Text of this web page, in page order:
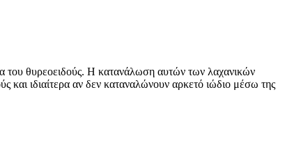
του θυρεοειδούς. Η κατανάλωση αυτών των λαχανικών
και ιδιαίτερα αν δεν καταναλώνουν αρκετό ιώδιο μέσω της